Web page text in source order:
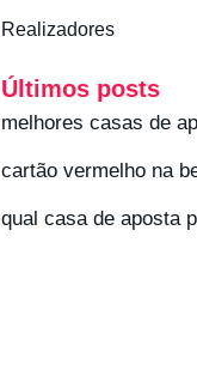
Realizadores
Últimos posts
melhores casas de
cartão vermelho na
qual casa de aposta